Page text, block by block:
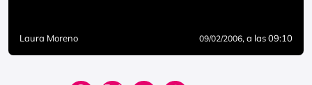
Laura Moreno 09/02/2006, a las 09:10